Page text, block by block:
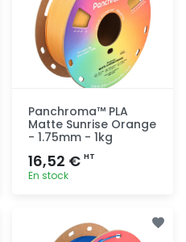
Panchroma™ PLA
Matte Sunrise Orange
- 1.75mm - 1kg
16,52 € HT
En stock
rapide